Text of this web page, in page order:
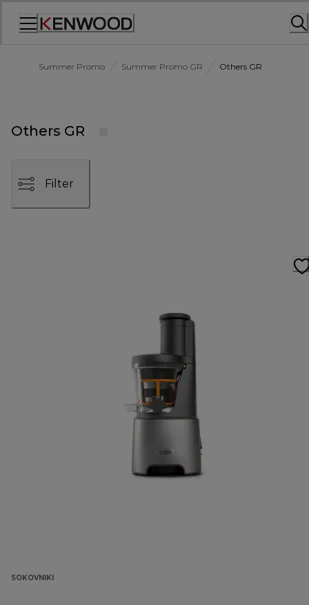
Summer Promo Summer Promo GR Others GR
Others GR
Filter
SOKOVNIKI